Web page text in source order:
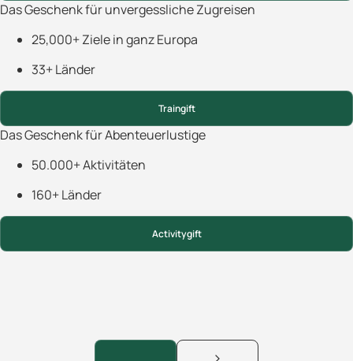
Das Geschenk für unvergessliche Zugreisen
25,000+ Ziele in ganz Europa
33+ Länder
Traingift
Das Geschenk für Abenteuerlustige
50.000+ Aktivitäten
160+ Länder
Activitygift